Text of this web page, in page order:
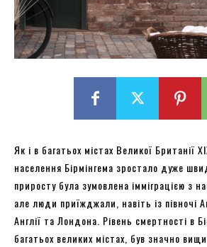
Як і в багатьох містах Великої Британії
населення Бірмінгема зростало дуже
приросту була зумовлена ​​імміграцією з
але люди приїжджали, навіть із півночі
Англії та Лондона. Рівень смертності в
багатьох великих містах, був значно